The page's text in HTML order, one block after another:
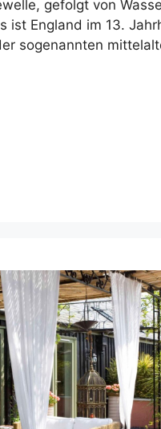
gefolgt von
ist England im 13.
sogenannten